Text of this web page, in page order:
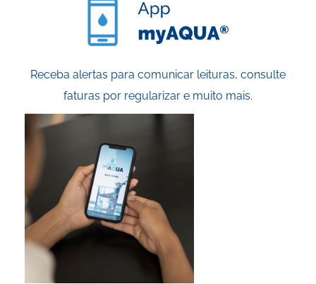
Receba alertas para comunicar leituras, consulte
faturas por regularizar e muito mais.